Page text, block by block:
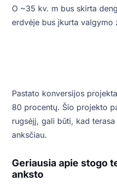
O ~35 kv. m bus skirta
erdvėje bus įkurta valgymo
Pastato konversijos
80 procentų. Šio projekto
rugsėjį, gali būti, kad
anksčiau.
Geriausia apie stogo
anksto